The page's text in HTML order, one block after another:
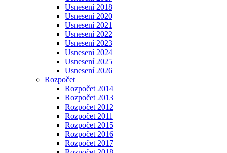
Usnesení 2018
Usnesení 2020
Usnesení 2021
Usnesení 2022
Usnesení 2023
Usnesení 2024
Usnesení 2025
Usnesení 2026
Rozpočet
Rozpočet 2014
Rozpočet 2013
Rozpočet 2012
Rozpočet 2011
Rozpočet 2015
Rozpočet 2016
Rozpočet 2017